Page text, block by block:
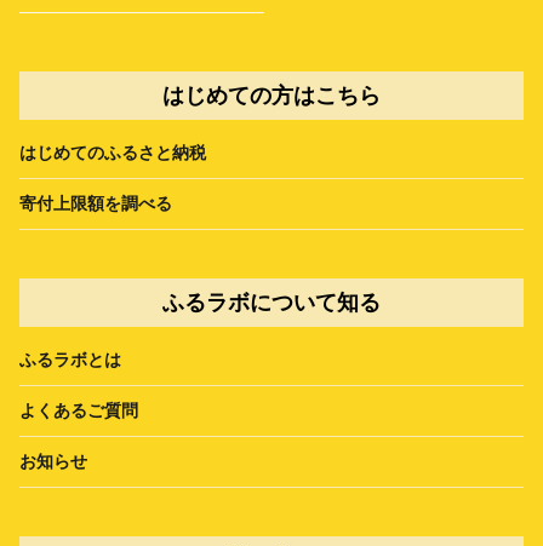
はじめての方はこちら
はじめてのふるさと納税
寄付上限額を調べる
ふるラボについて知る
ふるラボとは
よくあるご質問
お知らせ